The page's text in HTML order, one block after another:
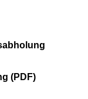
(PDF)